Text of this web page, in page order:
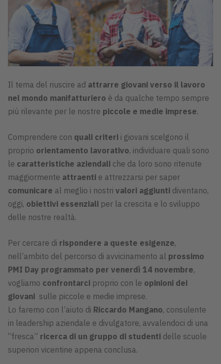
Il tema del riuscire ad attrarre giovani verso il lavoro
nel mondo manifatturiero è da qualche tempo sempre
più rilevante per le nostre piccole e medie imprese.
Comprendere con quali criteri i giovani scelgono il
proprio orientamento lavorativo, individuare quali sono
le caratteristiche aziendali che da loro sono ritenute
maggiormente attraenti e attrezzarsi per saper
comunicare al meglio i nostri valori aggiunti diventano,
oggi, obiettivi essenziali per la crescita e lo sviluppo
delle nostre realtà.
Per cercare di rispondere a queste esigenze,
nell’ambito del percorso di avvicinamento al prossimo
PMI Day programmato per venerdì 14 novembre,
vogliamo confrontarci proprio con le opinioni dei
giovani sulle piccole e medie imprese.
Lo faremo con l’aiuto di Riccardo Mangano, consulente
in leadership aziendale e divulgatore, avvalendoci di una
“fresca” ricerca di un gruppo di studenti delle scuole
superiori vicentine appena conclusa.